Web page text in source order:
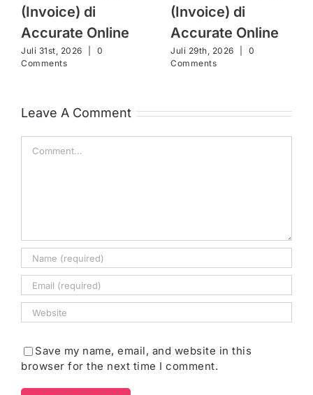
(Invoice) di
Accurate Online
Juli 31st, 2026
0
Comments
(Invoice) di
Accurate Online
Juli 29th, 2026
0
Comments
Leave A Comment
Save my name, email, and website in this
browser for the next time I comment.